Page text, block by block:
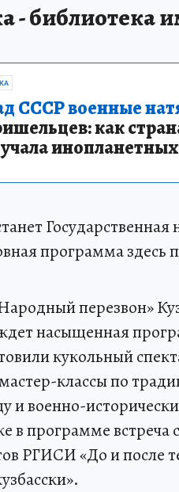
- библиотека
СССР военные
как
Государственная
программа здесь
перезвон»
насыщенная
кукольный
классы по
и военно-
в программе
РГИСИ «До и после